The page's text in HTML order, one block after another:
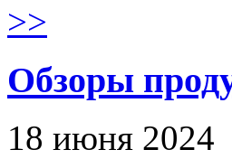
>>
Обзоры
18 июня 2024